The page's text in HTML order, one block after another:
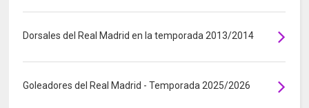
Dorsales del Real Madrid en la temporada 2013/2014
Goleadores del Real Madrid - Temporada 2025/2026